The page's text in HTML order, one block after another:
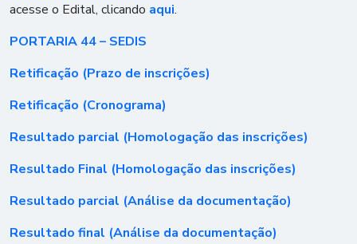
acesse o Edital, clicando aqui.
PORTARIA 44 – SEDIS
Retificação (Prazo de inscrições)
Retificação (Cronograma)
Resultado parcial (Homologação das inscrições)
Resultado Final (Homologação das inscrições)
Resultado parcial (Análise da documentação)
Resultado final (Análise da documentação)